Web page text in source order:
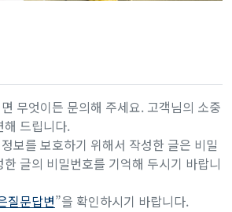
무엇이든 문의해 주세요. 고객님의 소중
해 드립니다.
보를 보호하기 위해서 작성한 글은 비밀
글의 비밀번호를 기억해 두시기 바랍니
질문답변”을 확인하시기 바랍니다.